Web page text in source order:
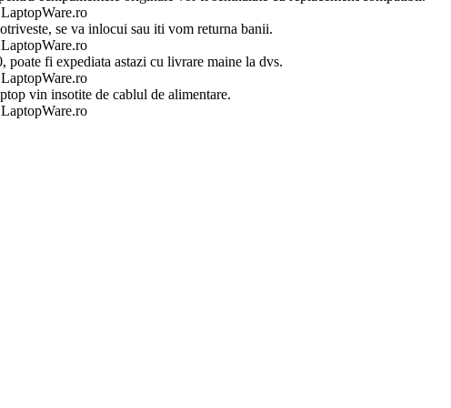
se va inlocui sau iti vom returna banii.
poate fi expediata astazi cu livrare maine la dvs.
vin insotite de cablul de alimentare.